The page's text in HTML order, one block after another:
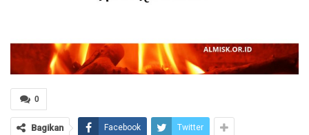
0
Bagikan Facebook Twitter